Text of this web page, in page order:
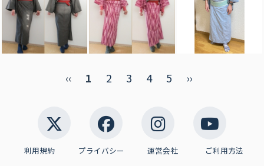
‹‹ 1 2 3 4 5 ››
利用規約 プライバシー 運営会社 ご利用方法